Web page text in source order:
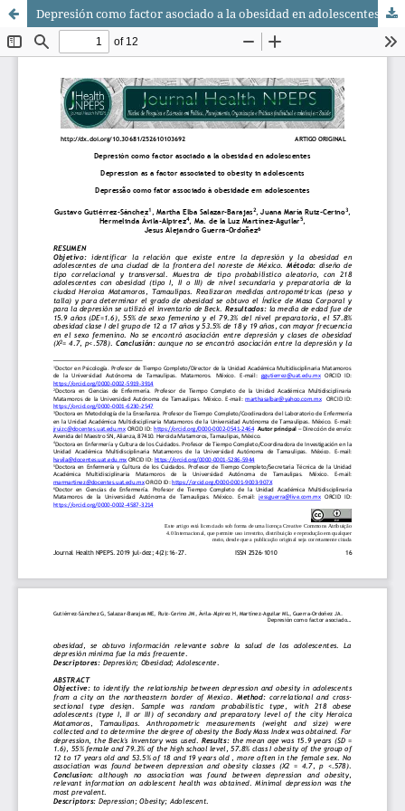
Depresión como factor asociado a la obesidad en adolescentes/ Depression as a factor associated to obesity in adolescents/ Depressão como fator associado à obesidade em adolescentes